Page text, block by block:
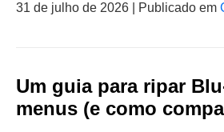
31 de julho de 2026 | Publicado em
Um guia para ripar
menus (e como